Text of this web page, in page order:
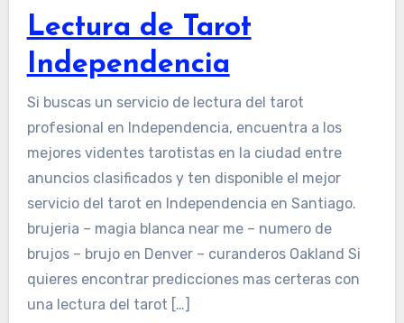
Lectura de Tarot
Independencia
Si buscas un servicio de lectura del tarot
profesional en Independencia, encuentra a los
mejores videntes tarotistas en la ciudad entre
anuncios clasificados y ten disponible el mejor
servicio del tarot en Independencia en Santiago.
brujeria – magia blanca near me – numero de
brujos – brujo en Denver – curanderos Oakland Si
quieres encontrar predicciones mas certeras con
una lectura del tarot […]